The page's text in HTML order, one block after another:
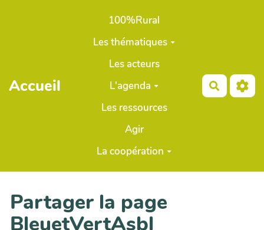
Aller au contenu principal
Accueil
100%Rural
Les thématiques
Les acteurs
L'agenda
Les ressources
Agir
La coopération
Partager la page
BleuetVertAsbl